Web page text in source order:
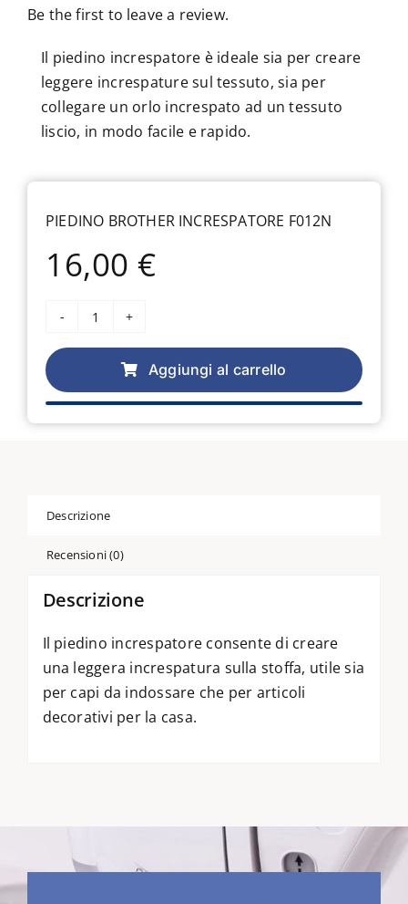
Chi sono
Contatti
Be the first to leave a review.
Il piedino increspatore è ideale sia per creare
leggere increspature sul tessuto, sia per
collegare un orlo increspato ad un tessuto
liscio, in modo facile e rapido.
PIEDINO BROTHER INCRESPATORE F012N
16,00€
Piedino
Brother
increspatore
quantità
Aggiungi al carrello
Descrizione
Recensioni (0)
Descrizione
Il piedino increspatore consente di creare
una leggera increspatura sulla stoffa, utile sia
per capi da indossare che per articoli
decorativi per la casa.